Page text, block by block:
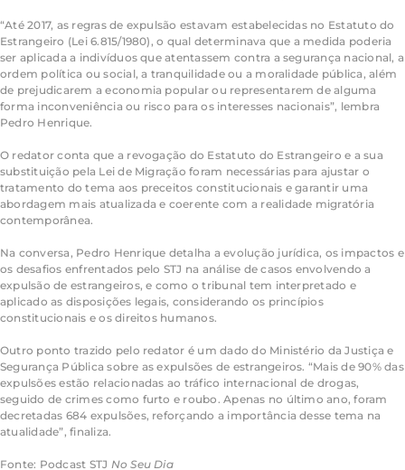
“Até 2017, as regras de expulsão estavam estabelecidas no Estatuto do
Estrangeiro (Lei 6.815/1980), o qual determinava que a medida poderia
ser aplicada a indivíduos que atentassem contra a segurança nacional, a
ordem política ou social, a tranquilidade ou a moralidade pública, além
de prejudicarem a economia popular ou representarem de alguma
forma inconveniência ou risco para os interesses nacionais”, lembra
Pedro Henrique.
O redator conta que a revogação do Estatuto do Estrangeiro e a sua
substituição pela Lei de Migração foram necessárias para ajustar o
tratamento do tema aos preceitos constitucionais e garantir uma
abordagem mais atualizada e coerente com a realidade migratória
contemporânea.
Na conversa, Pedro Henrique detalha a evolução jurídica, os impactos e
os desafios enfrentados pelo STJ na análise de casos envolvendo a
expulsão de estrangeiros, e como o tribunal tem interpretado e
aplicado as disposições legais, considerando os princípios
constitucionais e os direitos humanos.
Outro ponto trazido pelo redator é um dado do Ministério da Justiça e
Segurança Pública sobre as expulsões de estrangeiros. “Mais de 90% das
expulsões estão relacionadas ao tráfico internacional de drogas,
seguido de crimes como furto e roubo. Apenas no último ano, foram
decretadas 684 expulsões, reforçando a importância desse tema na
atualidade”, finaliza.
Fonte: Podcast STJ No Seu Dia